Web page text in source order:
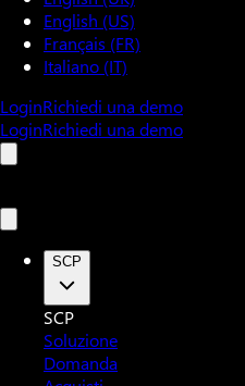
English (US)
Français (FR)
Italiano (IT)
LoginRichiedi una demo
LoginRichiedi una demo
SCP
SCP
Soluzione
Domanda